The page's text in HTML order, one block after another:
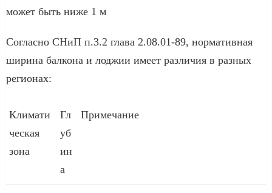
может быть ниже 1 м
Согласно СНиП п.3.2 глава 2.08.01-89, нормативная
ширина балкона и лоджии имеет различия в разных
регионах:
Климати
ческая
зона
Гл
уб
ин
а
Примечание